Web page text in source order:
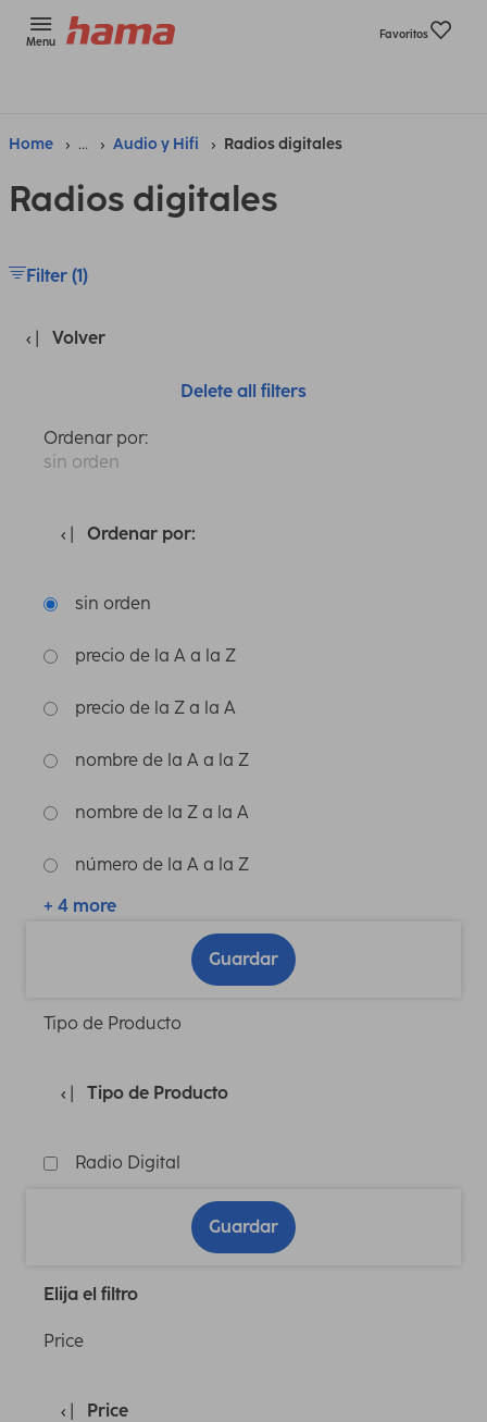
Menu
Favoritos
Home ... Audio y Hifi Radios digitales
Radios digitales
Filter (1)
Volver
Delete all filters
Ordenar por:
sin orden
Ordenar por:
sin orden
precio de la A a la Z
precio de la Z a la A
nombre de la A a la Z
nombre de la Z a la A
número de la A a la Z
+ 4 more
Guardar
Tipo de Producto
Tipo de Producto
Radio Digital
Guardar
Elija el filtro
Price
Price